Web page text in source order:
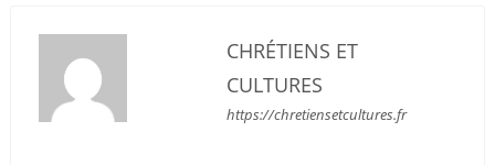
CHRÉTIENS ET
CULTURES
https://chretiensetcultures.fr